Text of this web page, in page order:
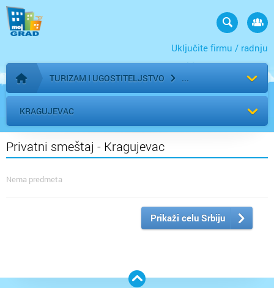
Uključite firmu / radnju
Početna stranica
TURIZAM I UGOSTITELJSTVO
KRAGUJEVAC
Privatni smeštaj - Kragujevac
Nema predmeta
Prikaži celu Srbiju